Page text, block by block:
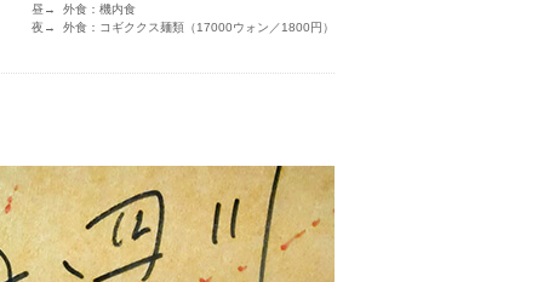
昼→ 外食：機内食
夜→ 外食：コギククス麺類（17000ウォン／1800円）